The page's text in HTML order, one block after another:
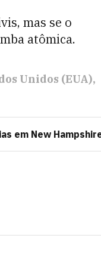
mas se o
atômica.
Unidos (EUA)
em New